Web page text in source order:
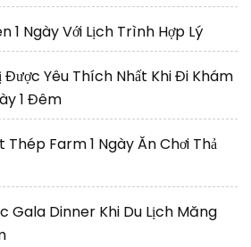
1 Ngày Với Lịch Trình Hợp Lý
Yêu Thích Nhất Khi Đi Khám
1 Đêm
Thép Farm 1 Ngày Ăn Chơi Thả
Gala Dinner Khi Du Lịch Măng